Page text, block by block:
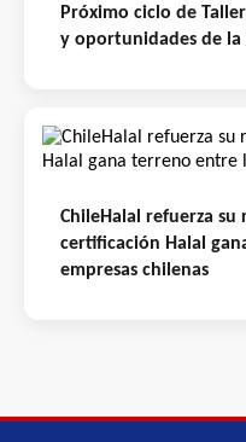
Próximo ciclo de
y oportunidades de
ChileHalal refuerza su
certificación Halal
empresas chilenas